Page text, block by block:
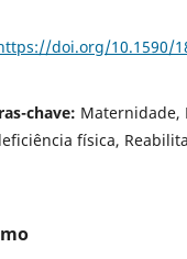
doi.org/10.1590/
chave: Maternidade,
física,